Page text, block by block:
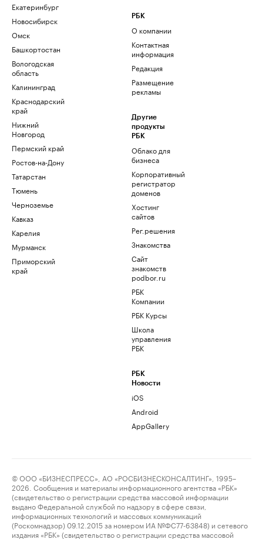
Екатеринбург
Новосибирск
Омск
Башкортостан
Вологодская
область
Калининград
Краснодарский
край
Нижний
Новгород
Пермский край
Ростов-на-Дону
Татарстан
Тюмень
Черноземье
Кавказ
Карелия
Мурманск
Приморский
край
РБК
О компании
Контактная
информация
Редакция
Размещение
рекламы
Другие
продукты
РБК
Облако для
бизнеса
Корпоративный
регистратор
доменов
Хостинг
сайтов
Рег.решения
Знакомства
Сайт
знакомств
podbor.ru
РБК
Компании
РБК Курсы
Школа
управления
РБК
РБК
Новости
iOS
Android
AppGallery
© ООО «БИЗНЕСПРЕСС», АО «РОСБИЗНЕСКОНСАЛТИНГ», 1995–
2026. Сообщения и материалы информационного агентства «РБК»
(свидетельство о регистрации средства массовой информации
выдано Федеральной службой по надзору в сфере связи,
информационных технологий и массовых коммуникаций
(Роскомнадзор) 09.12.2015 за номером ИА №ФС77-63848) и сетевого
издания «РБК» (свидетельство о регистрации средства массовой